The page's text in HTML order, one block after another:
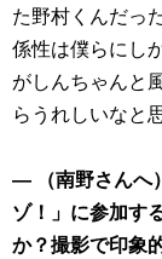
た野村くんだっ
係性は僕らにし
がしんちゃんと
らうれしいなと
― （南野さんへ
ゾ！」に参加す
か？撮影で印象